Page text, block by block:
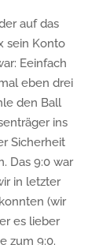
auf das
sein Konto
Eeinfach
eben drei
den Ball
ins
Sicherheit
Das 9:0 war
in letzter
(wir
es lieber
zum 9:0.